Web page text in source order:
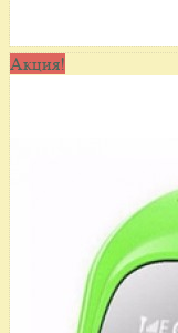
Акция!